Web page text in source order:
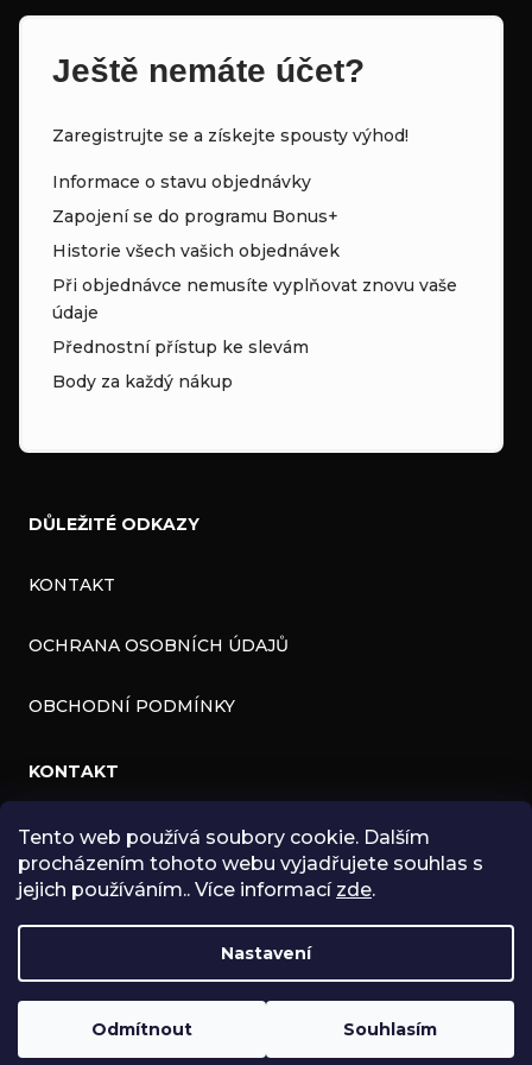
Tento web používá soubory cookie. Dalším
procházením tohoto webu vyjadřujete souhlas s
jejich používáním.. Více informací zde.
Nastavení
Odmítnout Souhlasím
u
Ještě nemáte účet?
Zaregistrujte se a získejte spousty výhod!
Informace o stavu objednávky
Zapojení se do programu Bonus+
Historie všech vašich objednávek
Při objednávce nemusíte vyplňovat znovu vaše
údaje
Přednostní přístup ke slevám
Body za každý nákup
DŮLEŽITÉ ODKAZY
KONTAKT
OCHRANA OSOBNÍCH ÚDAJŮ
OBCHODNÍ PODMÍNKY
KONTAKT
INFO@ZNK.CZ
HTTPS://WWW.FACEBOOK.COM/ZNKSHOP
ZNKSHOP